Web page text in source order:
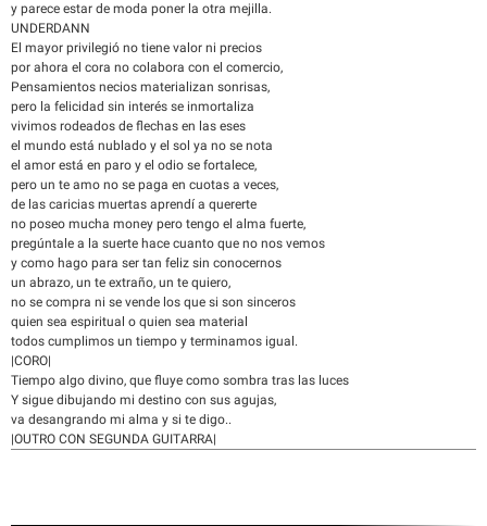
y parece estar de moda poner la otra mejilla.
UNDERDANN
El mayor privilegió no tiene valor ni precios
por ahora el cora no colabora con el comercio,
Pensamientos necios materializan sonrisas,
pero la felicidad sin interés se inmortaliza
vivimos rodeados de flechas en las eses
el mundo está nublado y el sol ya no se nota
el amor está en paro y el odio se fortalece,
pero un te amo no se paga en cuotas a veces,
de las caricias muertas aprendí a quererte
no poseo mucha money pero tengo el alma fuerte,
pregúntale a la suerte hace cuanto que no nos vemos
y como hago para ser tan feliz sin conocernos
un abrazo, un te extraño, un te quiero,
no se compra ni se vende los que si son sinceros
quien sea espiritual o quien sea material
todos cumplimos un tiempo y terminamos igual.
|CORO|
Tiempo algo divino, que fluye como sombra tras las luces
Y sigue dibujando mi destino con sus agujas,
va desangrando mi alma y si te digo..
|OUTRO CON SEGUNDA GUITARRA|